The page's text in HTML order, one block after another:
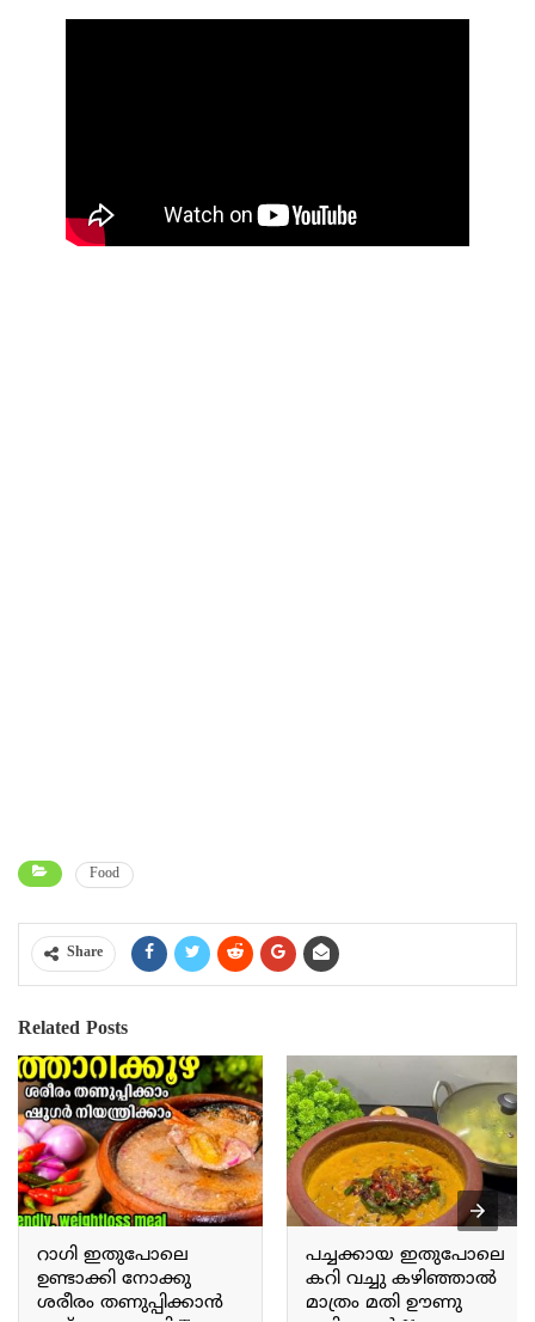
Food
Share
Related Posts
റാഗി ഇതുപോലെ
ഉണ്ടാക്കി നോക്കു
ശരീരം തണുപ്പിക്കാൻ
പച്ചക്കായ ഇതുപോലെ
കറി വച്ചു കഴിഞ്ഞാൽ
മാത്രം മതി ഊണു